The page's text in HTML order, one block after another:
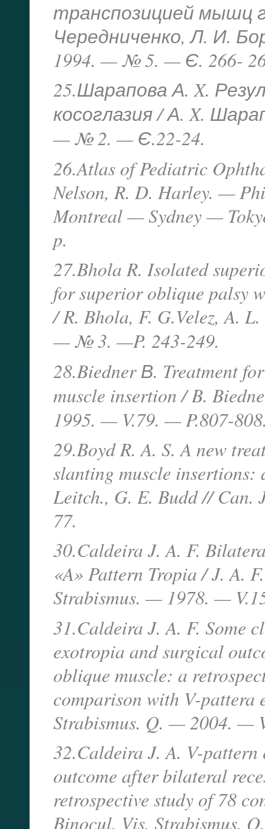
транспозицией мышц
Чередниченко, Л. И.
1994. — № 5. — Є. 266-
25.Шарапова А. X.
косоглазия / А. X.
— № 2. — Є.22-24.
26.Atlas of Pediatric
Nelson, R. D. Harley. —
Montreal — Sydney —
p.
27.Bhola R. Isolated
for superior oblique palsy
/ R. Bhola, F. G.Velez, A.
— № 3. —P. 243-249.
28.Biedner В. Treatment
muscle insertion / B.
1995. — V.79. — P.807-
29.Boyd R. A. S. A new
slanting muscle
Leitch., G. E. Budd //
77.
30.Caldeira J. A. F.
«A» Pattern Tropia / J. A.
Strabismus. — 1978. —
31.Caldeira J. A. F. Some
exotropia and surgical
oblique muscle: a
comparison with V-pattera
Strabismus. Q. — 2004.
32.Caldeira J. A. V-
outcome after bilateral
retrospective study of 78
Binocul. Vis.